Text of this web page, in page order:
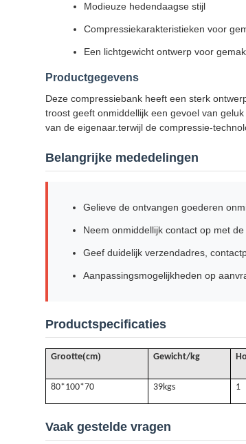
Modieuze hedendaagse stijl
Compressiekarakteristieken voor
Een lichtgewicht ontwerp voor
Productgegevens
Deze compressiebank heeft een sterk
troost geeft onmiddellijk een gevoel van
van de eigenaar.terwijl de compressie-
Belangrijke mededelingen
Gelieve de ontvangen goederen
Neem onmiddellijk contact op met
Geef duidelijk verzendadres,
Aanpassingsmogelijkheden op
Productspecificaties
Grootte(cm) Gewicht/kg
80*100*70 39kgs 1
Vaak gestelde vragen